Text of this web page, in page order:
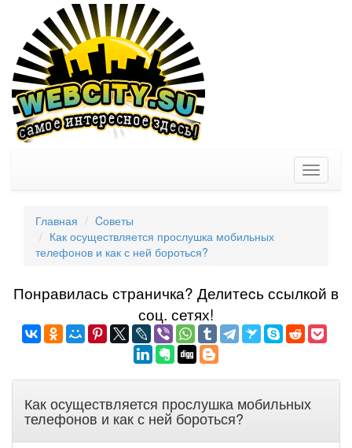
Toggle
Главная
Cоветы
Как осуществляется прослушка мобильных
телефонов и как с ней бороться?
Понравилась страничка? Делитеcь ссылкой в
соц. сетях!
Как осуществляется прослушка мобильных
телефонов и как с ней бороться?